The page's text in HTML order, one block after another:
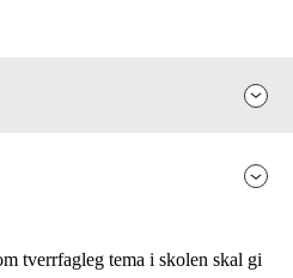
tverrfagleg tema i skolen skal gi